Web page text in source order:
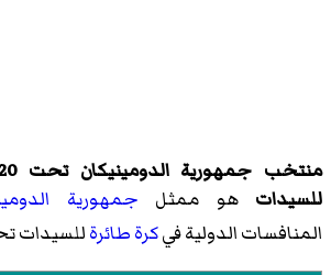
للسيدات هو ممثل جمهورية
المنافسات الدولية فيكرة طائرةللسيدات تحت